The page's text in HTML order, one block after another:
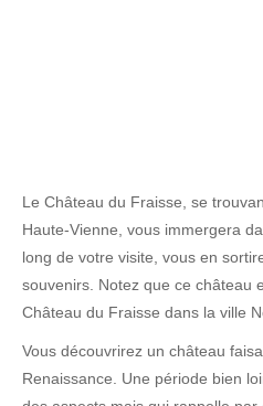
Le Château du Fraisse, se
Haute-Vienne, vous immergera
long de votre visite, vous en
souvenirs. Notez que ce château
Château du Fraisse dans la ville
Vous découvrirez un château
Renaissance. Une période bien